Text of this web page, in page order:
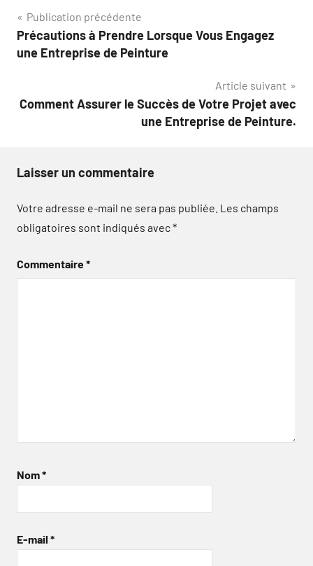
Navigation
de
Publication précédente
Précautions à Prendre Lorsque Vous Engagez
une Entreprise de Peinture
Article suivant
Comment Assurer le Succès de Votre Projet avec
une Entreprise de Peinture.
Laisser un commentaire
Votre adresse e-mail ne sera pas publiée. Les champs
obligatoires sont indiqués avec*
Commentaire*
Nom*
E-mail *